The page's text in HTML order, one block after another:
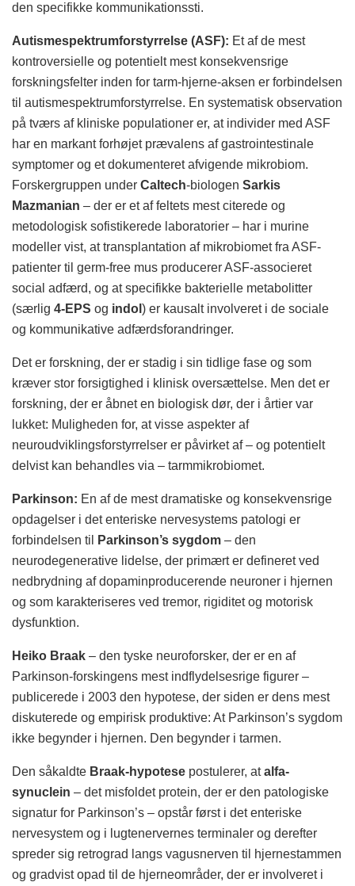
den specifikke kommunikationssti.
Autismespektrumforstyrrelse (ASF): Et af de mest
kontroversielle og potentielt mest konsekvensrige
forskningsfelter inden for tarm-hjerne-aksen er forbindelsen
til autismespektrumforstyrrelse. En systematisk observation
på tværs af kliniske populationer er, at individer med ASF
har en markant forhøjet prævalens af gastrointestinale
symptomer og et dokumenteret afvigende mikrobiom.
Forskergruppen under Caltech-biologen Sarkis
Mazmanian – der er et af feltets mest citerede og
metodologisk sofistikerede laboratorier – har i murine
modeller vist, at transplantation af mikrobiomet fra ASF-
patienter til germ-free mus producerer ASF-associeret
social adfærd, og at specifikke bakterielle metabolitter
(særlig 4-EPS og indol ) er kausalt involveret i de sociale
og kommunikative adfærdsforandringer.
Det er forskning, der er stadig i sin tidlige fase og som
kræver stor forsigtighed i klinisk oversættelse. Men det er
forskning, der er åbnet en biologisk dør, der i årtier var
lukket: Muligheden for, at visse aspekter af
neuroudviklingsforstyrrelser er påvirket af – og potentielt
delvist kan behandles via – tarmmikrobiomet.
Parkinson: En af de mest dramatiske og konsekvensrige
opdagelser i det enteriske nervesystems patologi er
forbindelsen til
Parkinson’s sygdom – den
neurodegenerative lidelse, der primært er defineret ved
nedbrydning af dopaminproducerende neuroner i hjernen
og som karakteriseres ved tremor, rigiditet og motorisk
dysfunktion.
Heiko Braak – den tyske neuroforsker, der er en af
Parkinson-forskingens mest indflydelsesrige figurer –
publicerede i 2003 den hypotese, der siden er dens mest
diskuterede og empirisk produktive: At Parkinson’s sygdom
ikke begynder i hjernen. Den begynder i tarmen.
Den såkaldte Braak-hypotese postulerer, atalfa-
synuclein – det misfoldet protein, der er den patologiske
signatur for Parkinson’s – opstår først i det enteriske
nervesystem og i lugtenervernes terminaler og derefter
spreder sig retrograd langs vagusnerven til hjernestammen
og gradvist opad til de hjerneområder, der er involveret i